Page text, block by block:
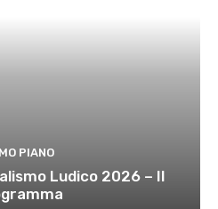
PIANO
Ludico 2026 – Il